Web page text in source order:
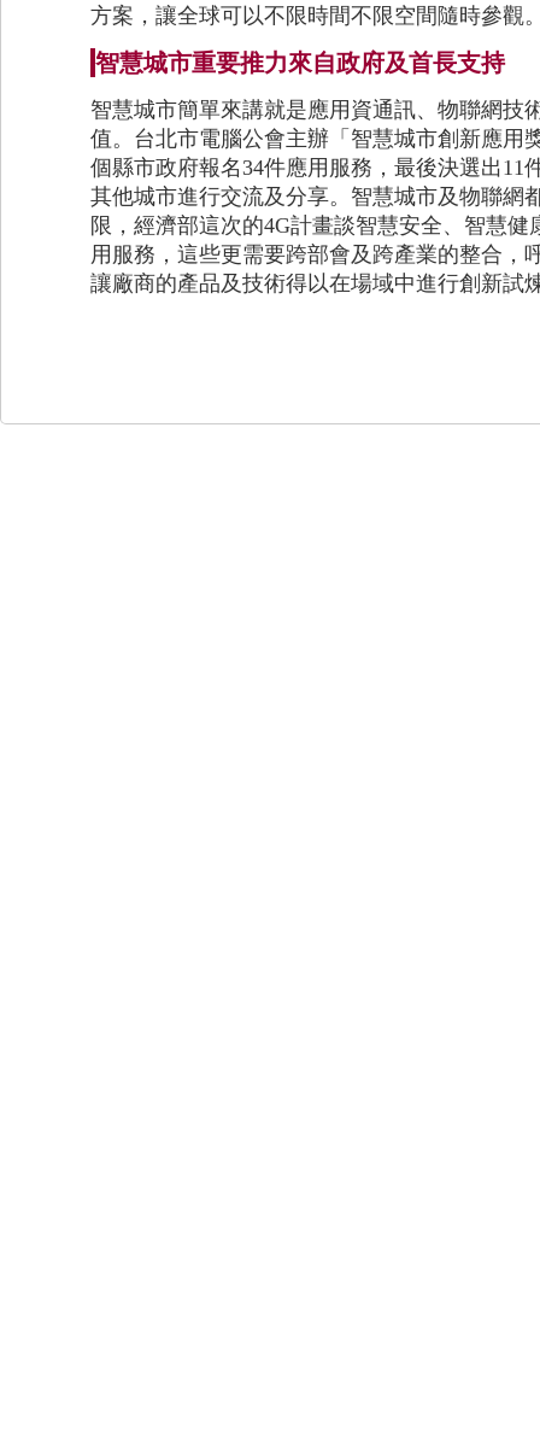
方案，讓全球可以不限時間不限空間隨時參觀
智慧城市重要推力來自政府及首長支持
智慧城市簡單來講就是應用資通訊、物聯網技
值。台北市電腦公會主辦「智慧城市創新應用
個縣市政府報名34件應用服務，最後決選出
其他城市進行交流及分享。智慧城市及物聯網
限，經濟部這次的4G計畫談智慧安全、智慧
用服務，這些更需要跨部會及跨產業的整合
讓廠商的產品及技術得以在場域中進行創新試